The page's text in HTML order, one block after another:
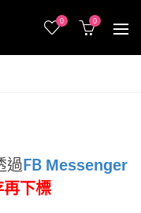
0 0
過 FB Messenger
再下標